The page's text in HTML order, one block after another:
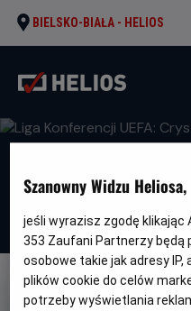
BIELSKO-BIAŁA - HELIOS
Szanowny Widzu Heliosa,
jeśli wyrazisz zgodę klikając
353 Zaufani Partnerzy będą
osobowe takie jak adresy
plików cookie do celów
potrzeby wyświetlania